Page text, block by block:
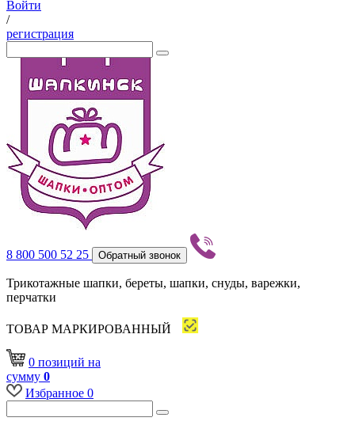
Войти
/
регистрация
8 800 500 52 25 Обратный звонок
Трикотажные шапки, береты, шапки, снуды, варежки,
перчатки
ТОВАР МАРКИРОВАННЫЙ
0 позиций на
сумму 0
Избранное 0